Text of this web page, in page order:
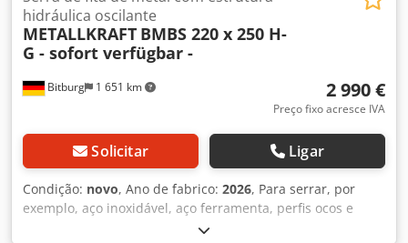
Bitburg 1 651 km
hidráulica oscilante
METALLKRAFT BMBS 220 x 250 H-
G - sofort verfügbar -
2 990 €
Preço fixo acresce IVA
Solicitar Ligar
Condição: novo, Ano de fabrico: 2026, Para serrar, por
exemplo, aço inoxidável, aço ferramenta, perfis ocos e
materiais sólidos Motor com dois pólos permite